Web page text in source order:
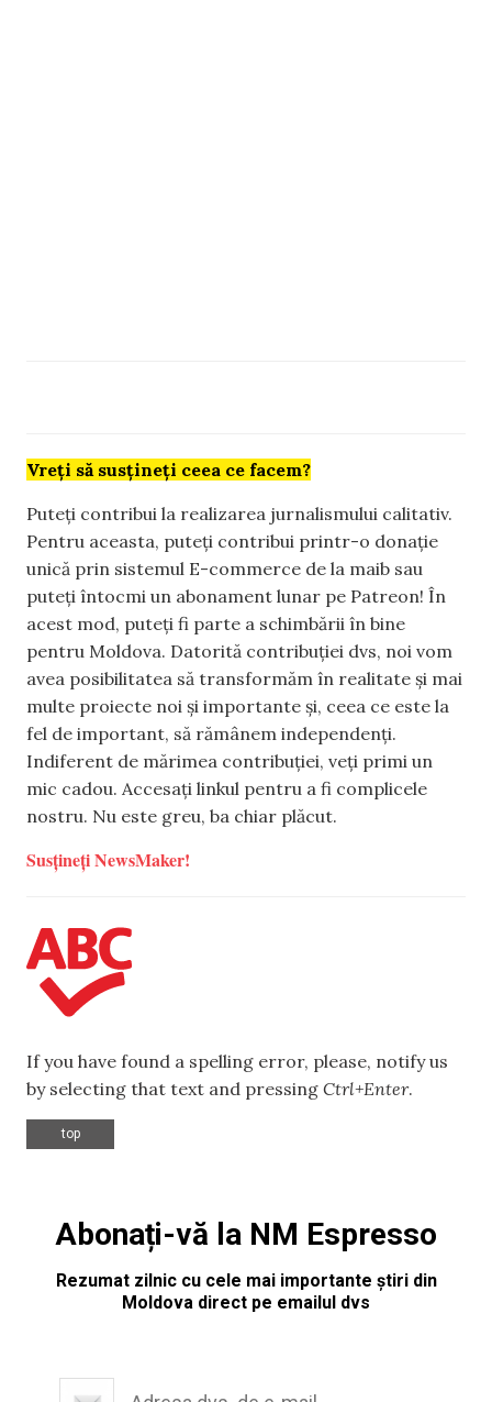
Vreți să susțineți ceea ce facem?
Puteți contribui la realizarea jurnalismului calitativ.
Pentru aceasta, puteți contribui printr-o donație
unică prin sistemul E-commerce de la maib sau
puteți întocmi un abonament lunar pe Patreon! În
acest mod, puteți fi parte a schimbării în bine
pentru Moldova. Datorită contribuției dvs, noi vom
avea posibilitatea să transformăm în realitate și mai
multe proiecte noi și importante și, ceea ce este la
fel de important, să rămânem independenți.
Indiferent de mărimea contribuției, veți primi un
mic cadou. Accesați linkul pentru a fi complicele
nostru. Nu este greu, ba chiar plăcut.
Susțineți NewsMaker!
If you have found a spelling error, please, notify us
by selecting that text and pressing Ctrl+Enter.
top
Abonați-vă la NM Espresso
Rezumat zilnic cu cele mai importante știri din
Moldova direct pe emailul dvs